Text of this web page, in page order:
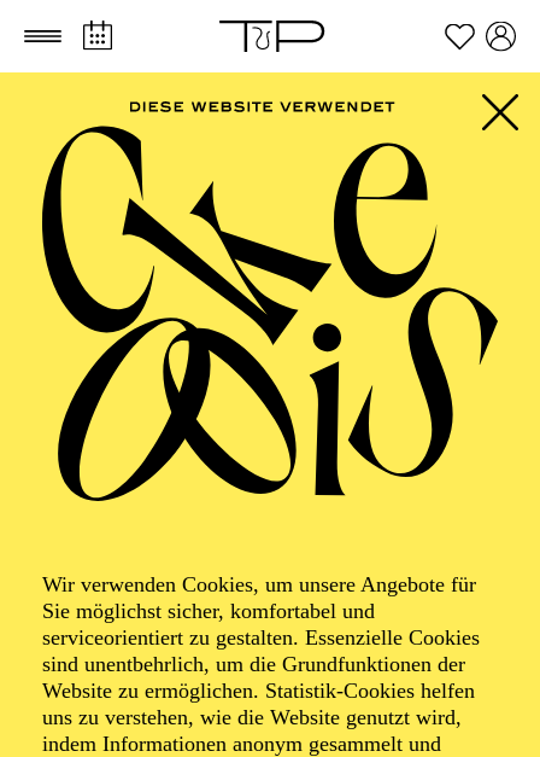
Zum Hauptinhalt springen Zum Footer springen
Wir verwenden Cookies, um unsere Angebote für
Sie möglichst sicher, komfortabel und
serviceorientiert zu gestalten. Essenzielle Cookies
sind unentbehrlich, um die Grundfunktionen der
Website zu ermöglichen. Statistik-Cookies helfen
uns zu verstehen, wie die Website genutzt wird,
indem Informationen anonym gesammelt und
AALTO MUSIKTHEATER
Oper Kleinlaut
Petro­sinella, lass
dein Haar herunter!
Ein Kinderstück von Heribert Feckler und
Marie-Helen Joël